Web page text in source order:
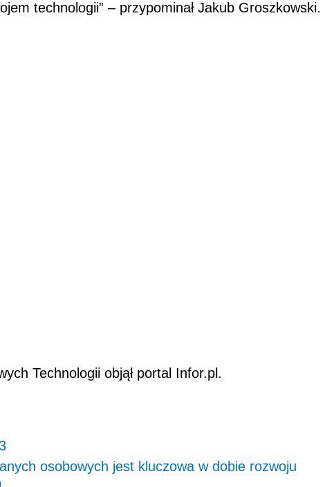
technologii” – przypominał Jakub Groszkowski.
Technologii objął portal Infor.pl.
osobowych jest kluczowa w dobie rozwoju